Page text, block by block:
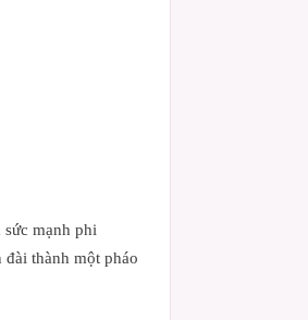
mạnh phi
thành một pháo